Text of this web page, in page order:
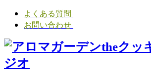
よくある質問
お問い合わせ